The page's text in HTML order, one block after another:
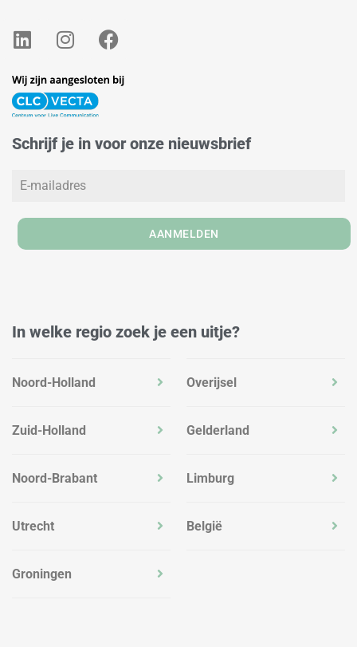
L
i
k
e
i
I
n
t
a
r
m
F
a
e
o
Schrijf je in voor onze nieuwsbrief
AANMELDEN
In welke regio zoek je een uitje?
Noord-Holland
Zuid-Holland
Noord-Brabant
Utrecht
Groningen
Overijsel
Gelderland
Limburg
België